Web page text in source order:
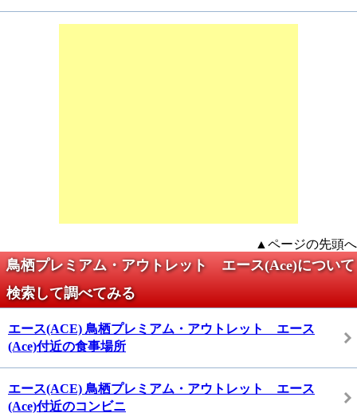
▲ページの先頭へ
鳥栖プレミアム・アウトレット エース(Ace)について
検索して調べてみる
エース(ACE) 鳥栖プレミアム・アウトレット エース
(Ace)付近の食事場所
エース(ACE) 鳥栖プレミアム・アウトレット エース
(Ace)付近のコンビニ